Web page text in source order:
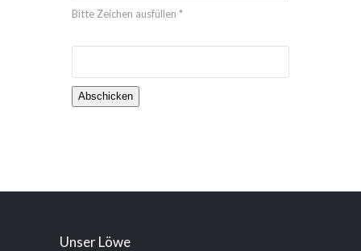
Bitte Zeichen ausfüllen *
Unser Löwe